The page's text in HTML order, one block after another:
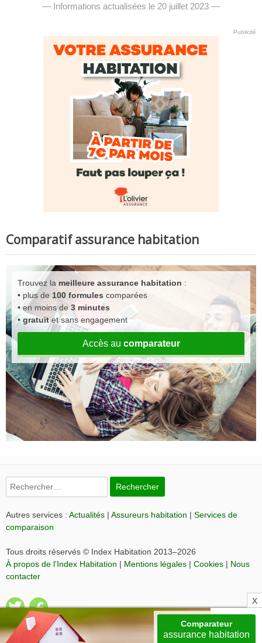
— Informations actualisées le 20 juillet 2023 —
Publicité
Comparatif assurance habitation
Trouvez la meilleure assurance habitation :
• plus de 100 formules comparées
• en moins de3 minutes
• gratuitet sans engagement
Accès au comparateur
Rechercher :
Autres services : Actualités | Assureurs habitation | Services de
comparaison
Tous droits réservés © Index Habitation 2013–2026
À propos de l'Index Habitation | Mentions légales | Cookies | Nous
contacter
Comparateur
assurance habitation